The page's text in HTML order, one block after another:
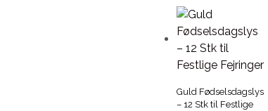
Guld Fødselsdagslys
– 12 Stk til Festlige